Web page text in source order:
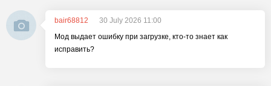
bair68812
30 July 2026 11:00
Мод выдает ошибку при загрузке, кто-то знает как
исправить?